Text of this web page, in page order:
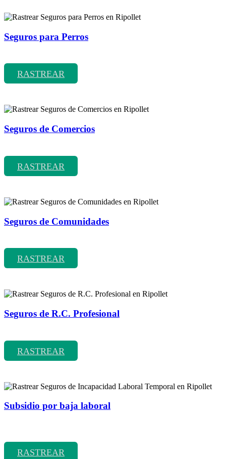
Seguros para Perros
RASTREAR
Seguros de Comercios
RASTREAR
Seguros de Comunidades
RASTREAR
Seguros de R.C. Profesional
RASTREAR
Subsidio por baja laboral
RASTREAR